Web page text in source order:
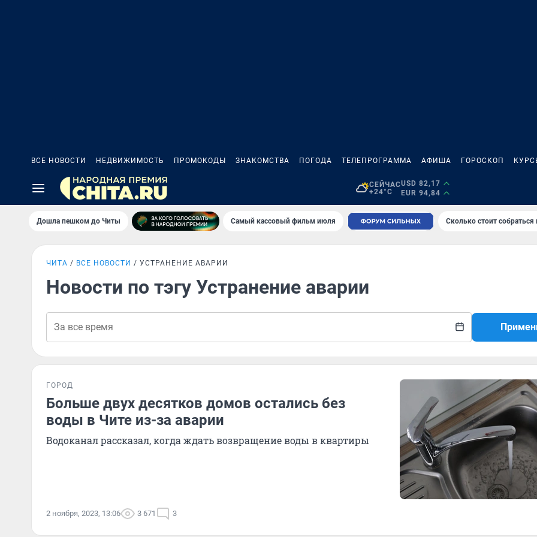
ВСЕ НОВОСТИ НЕДВИЖИМОСТЬ ПРОМОКОДЫ ЗНАКОМСТВА ПОГОДА ТЕЛЕПРОГРАММА АФИША ГОРОСКОП
СЕЙЧАС
+24°C
USD 82,17
EUR 94,84
Дошла пешком до Читы Самый кассовый фильм июля Сколько стоит
ЧИТА ВСЕ НОВОСТИ УСТРАНЕНИЕ АВАРИИ
Новости по тэгу Устранение аварии
ГОРОД
Больше двух десятков домов остались без
воды в Чите из-за аварии
Водоканал рассказал, когда ждать возвращение воды в квартиры
2 ноября, 2023, 13:06 3 671 3